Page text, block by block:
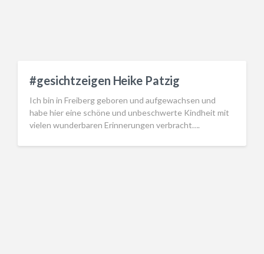
#gesichtzeigen Heike Patzig
Ich bin in Freiberg geboren und aufgewachsen und
habe hier eine schöne und unbeschwerte Kindheit mit
vielen wunderbaren Erinnerungen verbracht….